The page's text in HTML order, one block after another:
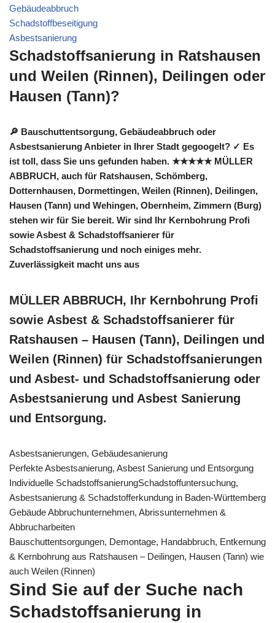
Gebäudeabbruch
Schadstoffbeseitigung
Asbestsanierung
Schadstoffsanierung in Ratshausen
und Weilen (Rinnen), Deilingen oder
Hausen (Tann)?
🔎 Bauschuttentsorgung, Gebäudeabbruch oder
Asbestsanierung Anbieter in Ihrer Stadt gegoogelt? ✓ Es
ist toll, dass Sie uns gefunden haben. ★★★★★ MÜLLER
ABBRUCH, auch für Ratshausen, Schömberg,
Dotternhausen, Dormettingen, Weilen (Rinnen), Deilingen,
Hausen (Tann) und Wehingen, Obernheim, Zimmern (Burg)
stehen wir für Sie bereit. Wir sind Ihr Kernbohrung Profi
sowie Asbest & Schadstoffsanierer für
Schadstoffsanierung und noch einiges mehr.
Zuverlässigkeit macht uns aus
MÜLLER ABBRUCH, Ihr Kernbohrung Profi
sowie Asbest & Schadstoffsanierer für
Ratshausen – Hausen (Tann), Deilingen und
Weilen (Rinnen) für Schadstoffsanierungen
und Asbest- und Schadstoffsanierung oder
Asbestsanierung und Asbest Sanierung
und Entsorgung.
Asbestsanierungen, Gebäudesanierung
Perfekte Asbestsanierung, Asbest Sanierung und Entsorgung
Individuelle SchadstoffsanierungSchadstoffuntersuchung,
Asbestsanierung & Schadstofferkundung in Baden-Württemberg
Gebäude Abbruchunternehmen, Abrissunternehmen &
Abbrucharbeiten
Bauschuttentsorgungen, Demontage, Handabbruch, Entkernung
& Kernbohrung aus Ratshausen – Deilingen, Hausen (Tann) wie
auch Weilen (Rinnen)
Sind Sie auf der Suche nach
Schadstoffsanierung in